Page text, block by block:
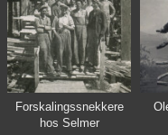
Forskalingssnekkere
hos Selmer